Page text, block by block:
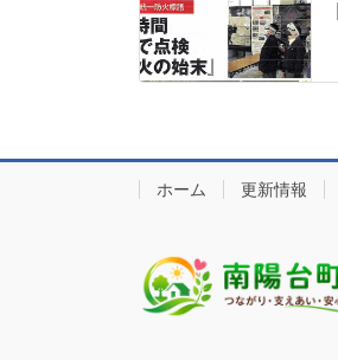
ホーム 更新情報